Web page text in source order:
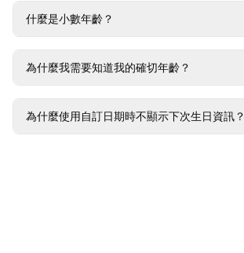
什麼是小數年齡？
為什麼我需要知道我的確切年齡？
為什麼使用自訂日期時不顯示下次生日資訊？